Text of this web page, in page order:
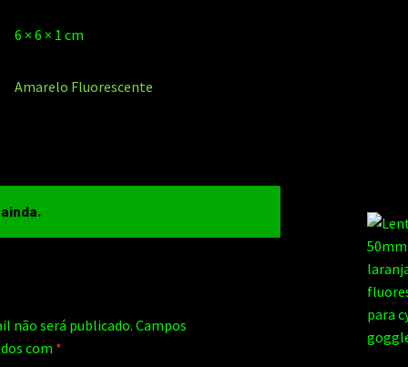
6 × 6 × 1 cm
Amarelo Fluorescente
não será publicado. Campos
com *